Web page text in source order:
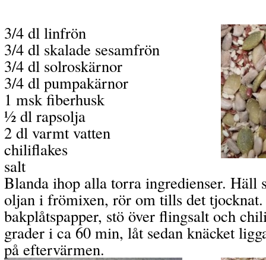
3/4 dl linfrön
3/4 dl skalade sesamfrön
3/4 dl solroskärnor
3/4 dl pumpakärnor
1 msk fiberhusk
½ dl rapsolja
2 dl varmt vatten
chiliflakes
salt
Blanda ihop alla torra ingredienser. Häll
oljan i frömixen, rör om tills det
bakplåtspapper, stö över flingsalt och
grader i ca 60 min, låt sedan knäcket
på eftervärmen.